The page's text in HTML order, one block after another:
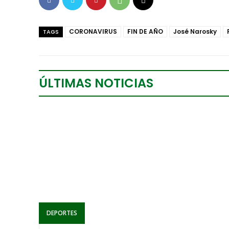
TAGS CORONAVIRUS FIN DE AÑO José Narosky
ÚLTIMAS NOTICIAS
DEPORTES